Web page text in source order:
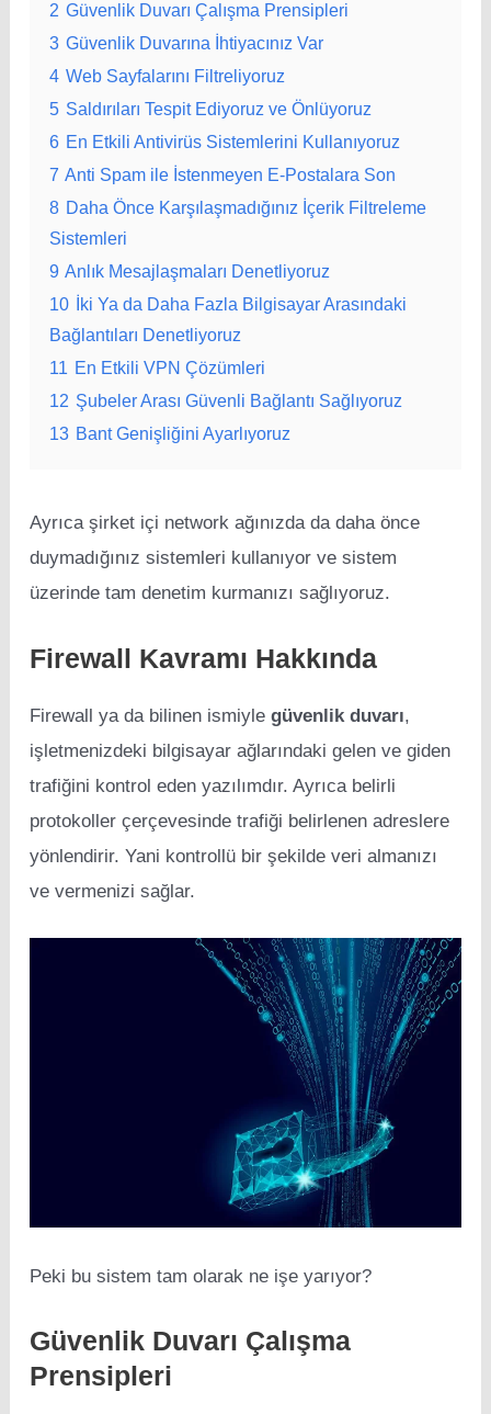
2 Güvenlik Duvarı Çalışma Prensipleri
3 Güvenlik Duvarına İhtiyacınız Var
4 Web Sayfalarını Filtreliyoruz
5 Saldırıları Tespit Ediyoruz ve Önlüyoruz
6 En Etkili Antivirüs Sistemlerini Kullanıyoruz
7 Anti Spam ile İstenmeyen E-Postalara Son
8 Daha Önce Karşılaşmadığınız İçerik Filtreleme
Sistemleri
9 Anlık Mesajlaşmaları Denetliyoruz
10
İki Ya da Daha Fazla Bilgisayar Arasındaki
Bağlantıları Denetliyoruz
11 En Etkili VPN Çözümleri
12 Şubeler Arası Güvenli Bağlantı Sağlıyoruz
13 Bant Genişliğini Ayarlıyoruz
Ayrıca şirket içi network ağınızda da daha önce
duymadığınız sistemleri kullanıyor ve sistem
üzerinde tam denetim kurmanızı sağlıyoruz.
Firewall Kavramı Hakkında
Firewall ya da bilinen ismiyle güvenlik duvarı,
işletmenizdeki bilgisayar ağlarındaki gelen ve giden
trafiğini kontrol eden yazılımdır. Ayrıca belirli
protokoller çerçevesinde trafiği belirlenen adreslere
yönlendirir. Yani kontrollü bir şekilde veri almanızı
ve vermenizi sağlar.
Peki bu sistem tam olarak ne işe yarıyor?
Güvenlik Duvarı Çalışma
Prensipleri